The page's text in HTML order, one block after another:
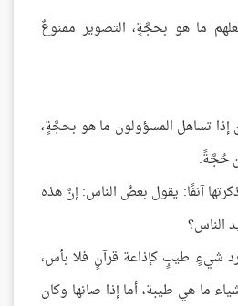
ما هو بحجَّةٍ، التصوير ممنوعٌ
تساهل المسؤولون ما هو بحجَّةٍ،
حُجَّةً.
آنفًا: يقول بعضُ الناس: إنَّ هذه
الناس؟
شيءٍ طيبٍ كإذاعة قرآنٍ فلا بأس،
ما هي طيبة، أما إذا صانها وكان